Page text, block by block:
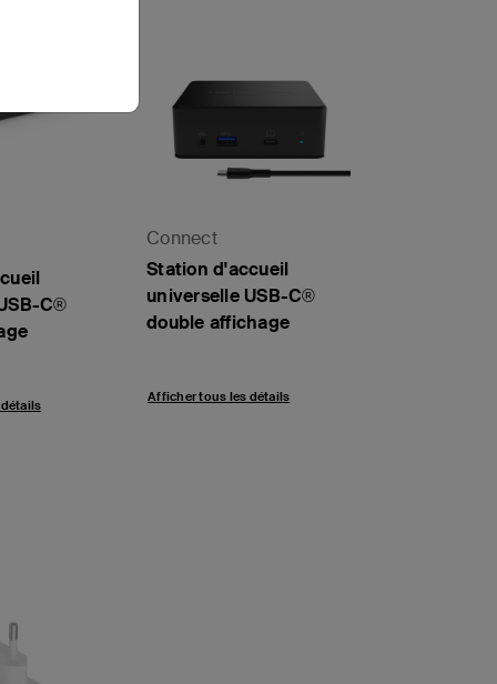
C®
Connect
Station d'accueil
universelle USB-C®
double affichage
Afficher tous les détails